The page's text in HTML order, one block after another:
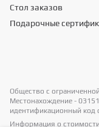
Стол заказов
Подарочные
Общество с
Местонахождение -
идентификационный код
Информация о